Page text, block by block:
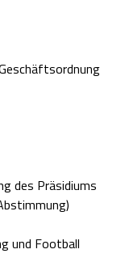
des Präsidiums
und Football